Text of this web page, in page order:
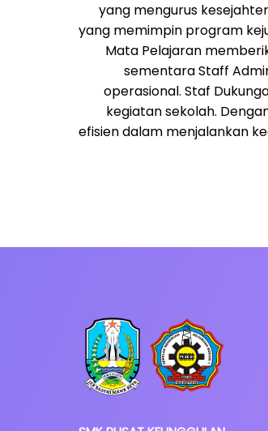
yang mengurus
yang memimpin program
Mata Pelajaran
sementara Staff
operasional. Staf
kegiatan sekolah.
efisien dalam menjalankan